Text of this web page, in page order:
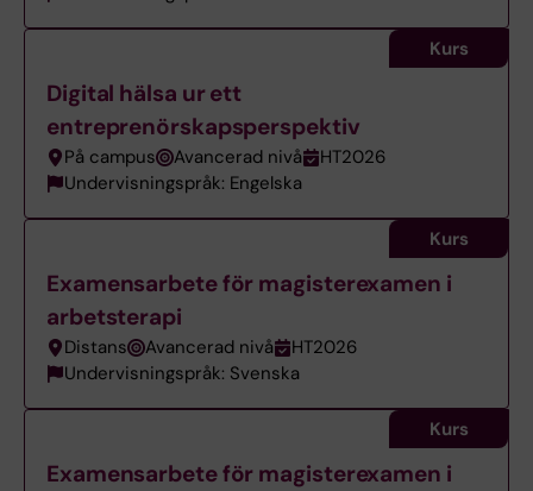
Digital hälsa ur ett
entreprenörskapsperspektiv
På campus Avancerad nivå
HT2026
Undervisningspråk: Engelska
Kurs
Examensarbete för magisterexamen i
arbetsterapi
Distans Avancerad nivå
HT2026
Undervisningspråk: Svenska
Kurs
Examensarbete för magisterexamen i
Kurs